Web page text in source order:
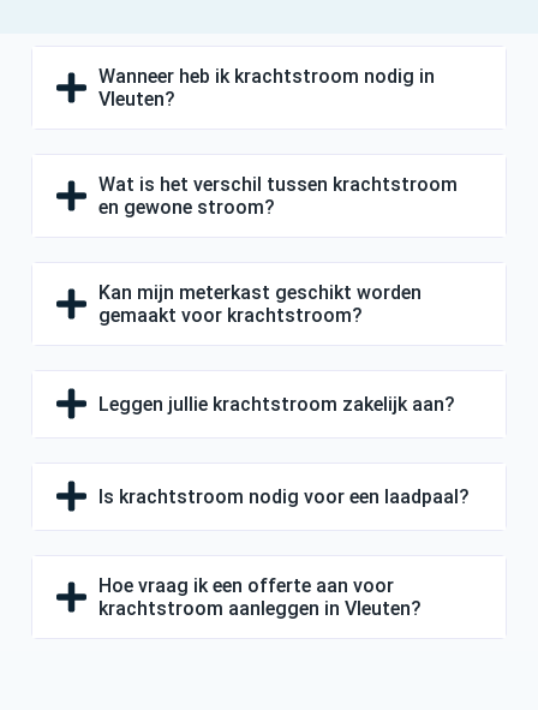
Wanneer heb ik krachtstroom nodig in
Vleuten?
Wat is het verschil tussen krachtstroom
en gewone stroom?
Kan mijn meterkast geschikt worden
gemaakt voor krachtstroom?
Leggen jullie krachtstroom zakelijk aan?
Is krachtstroom nodig voor een laadpaal?
Hoe vraag ik een offerte aan voor
krachtstroom aanleggen in Vleuten?